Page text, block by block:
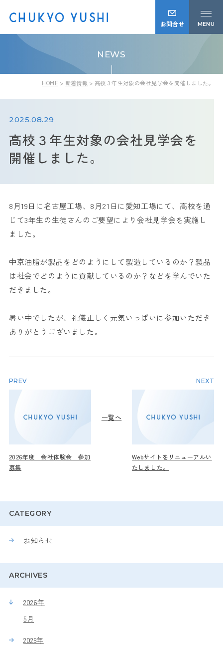
お問合せ MENU
NEWS
HOME 新着情報 高校３年生対象の会社見学会を開催しました。
2025.08.29
高校３年生対象の会社見学会を
開催しました。
8月19日に名古屋工場、8月21日に愛知工場にて、高校を通
じて3年生の生徒さんのご要望により会社見学会を実施し
ました。
中京油脂が製品をどのようにして製造しているのか？製品
は社会でどのように貢献しているのか？などを学んでいた
だきました。
暑い中でしたが、礼儀正しく元気いっぱいに参加いただき
ありがとうございました。
PREV
2026年度 会社体験会 参加
募集
一覧へ
NEXT
Webサイトをリニューアルい
たしました。
CATEGORY
お知らせ
ARCHIVES
2026年
5月
2025年